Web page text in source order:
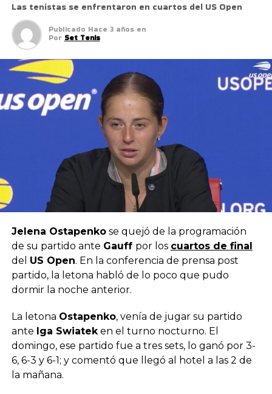
Las tenistas se enfrentaron en cuartos del US Open
Publicado Hace 3 años en
Por Set Tenis
Jelena Ostapenkose quejó de la programación
de su partido ante Gauff por los cuartos de final
del US Open. En la conferencia de prensa post
partido, la letona habló de lo poco que pudo
dormir la noche anterior.
La letona Ostapenko, venía de jugar su partido
ante Iga Swiateken el turno nocturno. El
domingo, ese partido fue a tres sets, lo ganó por 3-
6, 6-3 y 6-1; y comentó que llegó al hotel a las 2 de
la mañana.